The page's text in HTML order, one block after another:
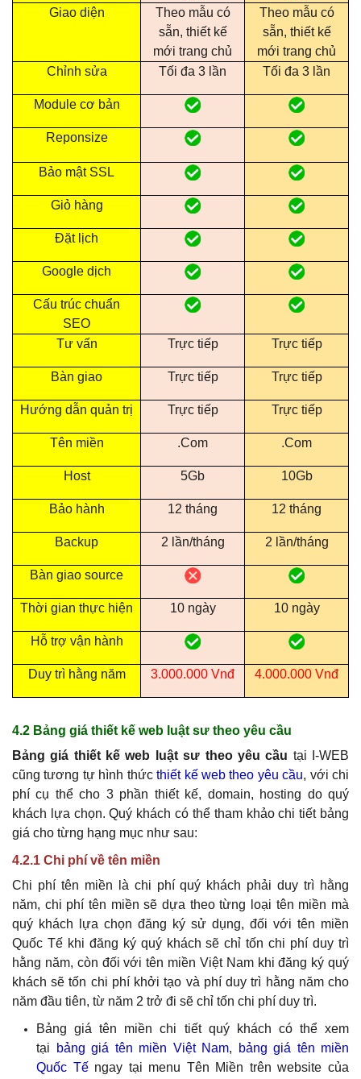
Giao diện
Theo mẫu có
sẵn, thiết kế
mới trang chủ
Theo mẫu có
sẵn, thiết kế
mới trang chủ
Chỉnh sửa
Tối đa 3 lần Tối đa 3 lần
Module cơ bản
Reponsize
Bảo mật SSL
Giỏ hàng
Đặt lịch
Google dịch
Cấu trúc chuẩn
SEO
Tư vấn
Trực tiếp Trực tiếp
Bàn giao Trực tiếp Trực tiếp
Hướng dẫn quản trị Trực tiếp Trực tiếp
Tên miền .Com .Com
Host 5Gb 10Gb
Bảo hành 12 tháng 12 tháng
Backup 2 lần/tháng 2 lần/tháng
Bàn giao source
Thời gian thực hiện 10 ngày 10 ngày
Hỗ trợ vận hành
Duy trì hằng năm 3.000.000 Vnđ 4.000.000 Vnđ
4.2 Bảng giá thiết kế web luật sư theo yêu cầu
Bảng giá thiết kế web luật sư theo yêu cầu tại I-WEB
cũng tương tự hình thứcthiết kế web theo yêu cầu, với chi
phí cụ thể cho 3 phần thiết kế, domain, hosting do quý
khách lựa chọn. Quý khách có thể tham khảo chi tiết bảng
giá cho từng hạng mục như sau:
4.2.1 Chi phí về tên miền
Chi phí tên miền là chi phí quý khách phải duy trì hằng
năm, chi phí tên miền sẽ dựa theo từng loại tên miền mà
quý khách lựa chọn đăng ký sử dụng, đối với tên miền
Quốc Tế khi đăng ký quý kháchsẽ chỉ tốn chi phí duy trì
hằng năm, còn đối với tên miền Việt Nam khi đăng ký quý
kháchsẽ tốn chi phí khởi tạo và phí duy trì hằng năm cho
năm đầu tiên, từ năm 2 trở đi sẽ chỉ tốn chi phí duy trì.
Bảng giá tên miền chi tiết quý khách có thể xem
tại
bảng giá tên miền Việt Nam,
bảng giá tên miền
Quốc Tếngay tại menu Tên Miền trên website của